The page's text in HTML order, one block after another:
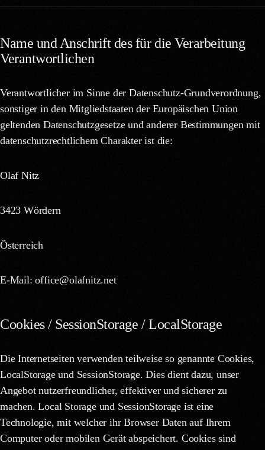
Name und Anschrift des für die Verarbeitung
Verantwortlichen
Verantwortlicher im Sinne der Datenschutz-Grundverordnung,
sonstiger in den Mitgliedstaaten der Europäischen Union
geltenden Datenschutzgesetze und anderer Bestimmungen mit
datenschutzrechtlichem Charakter ist die:
Olaf Nitz
3423 Wördern
Österreich
E-Mail:office@olafnitz.net
Cookies / SessionStorage / LocalStorage
Die Internetseiten verwenden teilweise so genannte Cookies,
LocalStorage und SessionStorage. Dies dient dazu, unser
Angebot nutzerfreundlicher, effektiver und sicherer zu
machen. Local Storage und SessionStorage ist eine
Technologie, mit welcher ihr Browser Daten auf Ihrem
Computer oder mobilen Gerät abspeichert. Cookies sind